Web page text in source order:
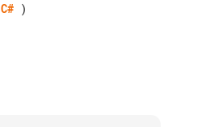
C# )